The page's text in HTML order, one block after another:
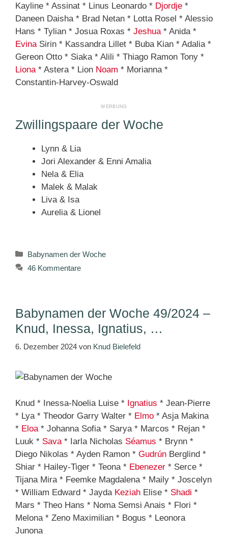
Kayline * Assinat * Linus Leonardo * Djordje *
Daneen Daisha * Brad Netan * Lotta Rosel * Alessio
Hans * Tylian * Josua Roxas * Jeshua * Anida *
Evina Sirin * Kassandra Lillet * Buba Kian * Adalia *
Gereon Otto * Siaka * Alili * Thiago Ramon Tony *
Liona * Astera * Lion Noam * Morianna *
Constantin-Harvey-Oswald
Zwillingspaare der Woche
Lynn & Lia
Jori Alexander & Enni Amalia
Nela & Elia
Malek & Malak
Liva & Isa
Aurelia & Lionel
Kategorien
Babynamen der Woche
46 Kommentare
Babynamen der Woche 49/2024 –
Knud, Inessa, Ignatius, …
6. Dezember 2024 von Knud Bielefeld
Knud * Inessa-Noelia Luise * Ignatius * Jean-Pierre
* Lya * Theodor Garry Walter * Elmo * Asja Makina
* Eloa * Johanna Sofia * Sarya * Marcos * Rejan *
Luuk * Sava * Iarla Nicholas Séamus * Brynn *
Diego Nikolas * Ayden Ramon * Gudrún Berglind *
Shiar * Hailey-Tiger * Teona * Ebenezer * Serce *
Tijana Mira * Feemke Magdalena * Maily * Joscelyn
* William Edward * Jayda Keziah Elise * Shadi *
Mars * Theo Hans * Noma Semsi Anais * Flori *
Melona * Zeno Maximilian * Bogus * Leonora
Junona